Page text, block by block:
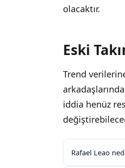
olacaktır.
Eski
Trend
iddia henüz
Rafael Leao